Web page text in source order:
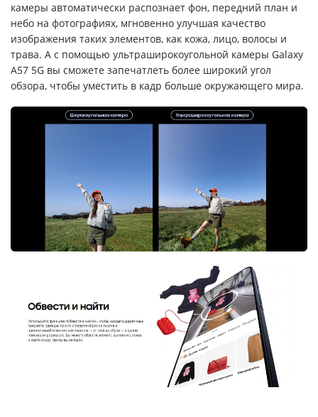
камеры автоматически распознает фон, передний план и
небо на фотографиях, мгновенно улучшая качество
изображения таких элементов, как кожа, лицо, волосы и
трава. А с помощью ультраширокоугольной камеры Galaxy
A57 5G вы сможете запечатлеть более широкий угол
обзора, чтобы уместить в кадр больше окружающего мира.